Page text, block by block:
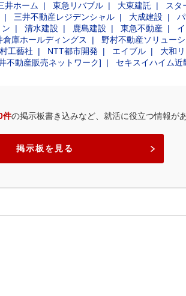
井ホーム 東急リバブル 大東建託 スタ
三井不動産レジデンシャル 大成建設
清水建設 鹿島建設 東急不動産
倉庫ホールディングス 野村不動産ソリュー
工藝社 NTT都市開発 エイブル 大和
不動産販売ネットワーク] セキスイハイム近
件の掲示板書き込みなど、就活に役立つ情報があ
掲示板を見る